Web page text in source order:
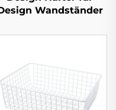
Wandständer